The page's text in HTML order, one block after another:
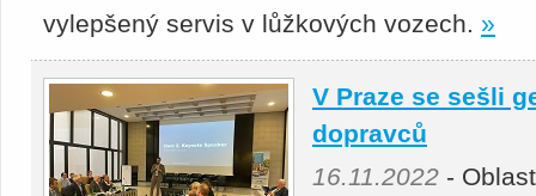
vylepšený servis v lůžkových vozech. »
V Praze se sešli
dopravců
16.11.2022 -